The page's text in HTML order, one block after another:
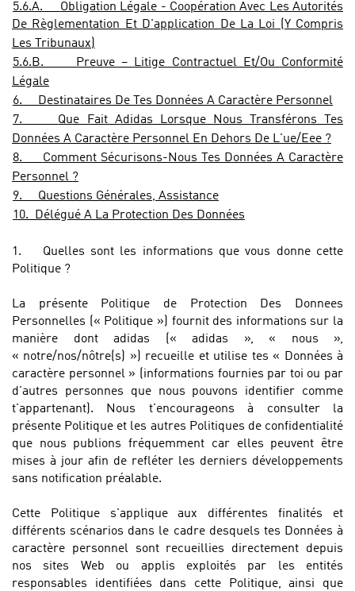
5.6.A.
Obligation Légale - Coopération Avec Les Autorités
De Règlementation Et D'application De La Loi (Y Compris
Les Tribunaux)
5.6.B.
Preuve – Litige Contractuel Et/Ou Conformité
Légale
6.
Destinataires De Tes Données A Caractère Personnel
7.
Que Fait Adidas Lorsque Nous Transférons Tes
Données A Caractère Personnel En Dehors De L'ue/Eee ?
8.
Comment Sécurisons-Nous Tes Données A Caractère
Personnel ?
9.
Questions Générales, Assistance
10.
Délégué A La Protection Des Données
1.
Quelles sont les informations que vous donne cette
Politique ?
La présente Politique de Protection Des Donnees
Personnelles (« Politique ») fournit des informations sur la
manière dont adidas (« adidas », « nous »,
« notre/nos/nôtre(s) ») recueille et utilise tes « Données à
caractère personnel » (informations fournies par toi ou par
d'autres personnes que nous pouvons identifier comme
t'appartenant). Nous t'encourageons à consulter la
présente Politique et les autres Politiques de confidentialité
que nous publions fréquemment car elles peuvent être
mises à jour afin de refléter les derniers développements
sans notification préalable.
Cette Politique s'applique aux différentes finalités et
différents scénarios dans le cadre desquels tes Données à
caractère personnel sont recueillies directement depuis
nos sites Web ou applis exploités par les entités
responsables identifiées dans cette Politique, ainsi que